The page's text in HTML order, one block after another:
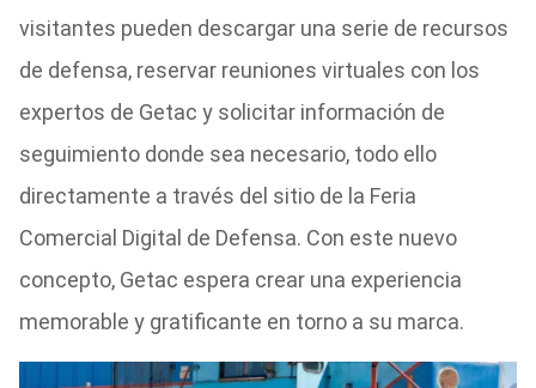
visitantes pueden descargar una serie de recursos
de defensa, reservar reuniones virtuales con los
expertos de Getac y solicitar información de
seguimiento donde sea necesario, todo ello
directamente a través del sitio de la Feria
Comercial Digital de Defensa. Con este nuevo
concepto, Getac espera crear una experiencia
memorable y gratificante en torno a su marca.